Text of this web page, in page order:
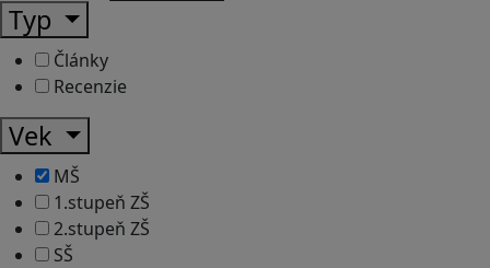
Typ
Články
Recenzie
Vek
MŠ
1.stupeň ZŠ
2.stupeň ZŠ
SŠ